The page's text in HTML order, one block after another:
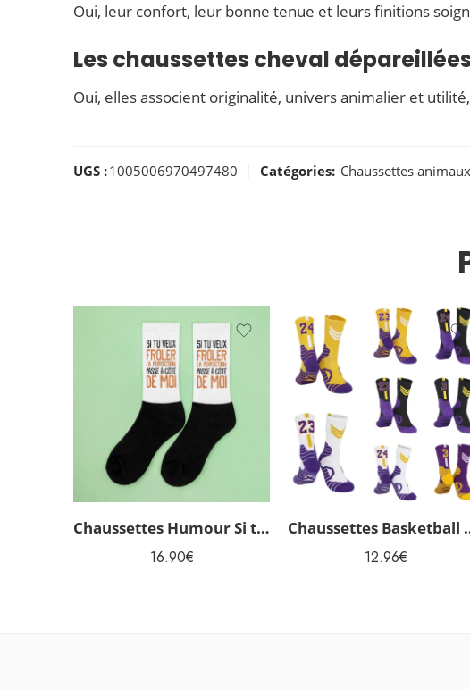
Oui, leur confort, leur bonne tenue et leurs finitions
Les chaussettes cheval
Oui, elles associent originalité, univers animalier et
UGS :1005006970497480 Catégories: Chaussettes animaux
Chaussettes Humour Si tu veux frôler la perfection
16.90€
12.96€